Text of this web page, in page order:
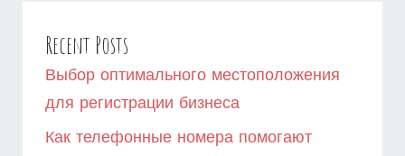
Recent Posts
Выбор оптимального местоположения
для регистрации бизнеса
Как телефонные номера помогают